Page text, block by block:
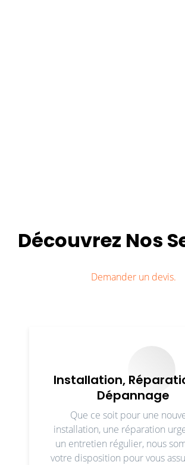
Découvrez Nos
Demander un devis.
Installation,
Dépannage
Que ce soit pour une
installation, une réparation
un entretien régulier, nous
votre disposition pour vous